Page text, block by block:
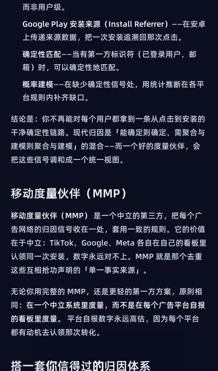
而非用户级。
Google Play 安装来源（Install Referrer） ——在安卓
上传递来源数据，把一次安装追溯回那次点击。
确定性匹配——当有第一方标识符（已登录用户、邮
箱）时，可以确定性地匹配。
概率建模——在缺少确定性信号处，用统计推断在各平
台规则内补齐缺口。
结论是：你不再能对每个用户都拿到一条从点击到安装的
干净确定性链路。现代归因是「能确定则确定、需聚合与
建模则聚合与建模」的混合——而一个好的度量伙伴，会
把这些信号调和成一个统一视图。
移动度量伙伴（MMP）
移动度量伙伴（MMP）
是一个中立的第三方，把每个广
告网络的归因信号收在一处，套用一致的规则。它的价值
在于中立：TikTok、Google、Meta 各自在自己的看板里
认领同一次安装，数字永远对不上。MMP 就是那个去重
这些互相抢功声明的「单一事实来源」。
无论你用完整的 MMP，还是更轻的第一方方案，原则相
同：在一个中立系统里度量，而不是在每个广告平台自报
的看板里度量。
平台自报数字永远高估，因为每个平台
都有动机去认领那次转化。
搭一套你信得过的归因体系